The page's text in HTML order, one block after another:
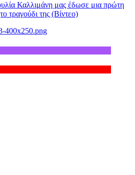
Καλλιμάνη μας έδωσε μια πρώτη
τραγούδι της (Βίντεο)